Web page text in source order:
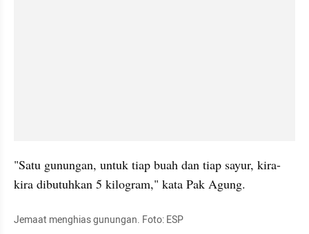
"Satu gunungan, untuk tiap buah dan tiap sayur, kira-
kira dibutuhkan 5 kilogram," kata Pak Agung.
Jemaat menghias gunungan. Foto: ESP